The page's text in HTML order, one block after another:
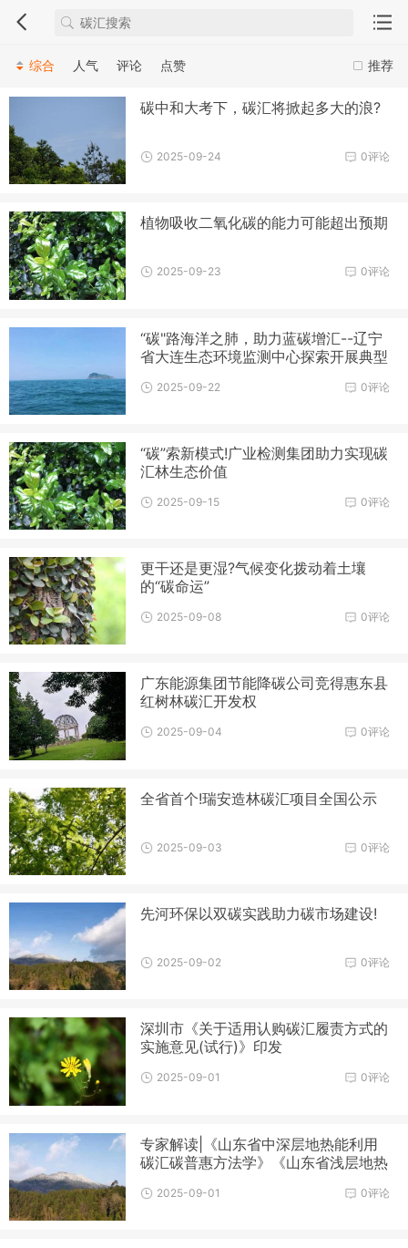
推荐
综合 人气 评论 点赞
碳中和大考下，碳汇将掀起多大的浪?
0评论
2025-09-24
植物吸收二氧化碳的能力可能超出预期
0评论
2025-09-23
“碳"路海洋之肺，助力蓝碳增汇--辽宁
省大连生态环境监测中心探索开展典型
0评论
2025-09-22
“碳”索新模式!广业检测集团助力实现碳
汇林生态价值
0评论
2025-09-15
更干还是更湿?气候变化拨动着土壤
的“碳命运”
0评论
2025-09-08
广东能源集团节能降碳公司竞得惠东县
红树林碳汇开发权
0评论
2025-09-04
全省首个!瑞安造林碳汇项目全国公示
0评论
2025-09-03
先河环保以双碳实践助力碳市场建设!
0评论
2025-09-02
深圳市《关于适用认购碳汇履责方式的
实施意见(试行)》印发
0评论
2025-09-01
专家解读|《山东省中深层地热能利用
碳汇碳普惠方法学》《山东省浅层地热
0评论
2025-09-01